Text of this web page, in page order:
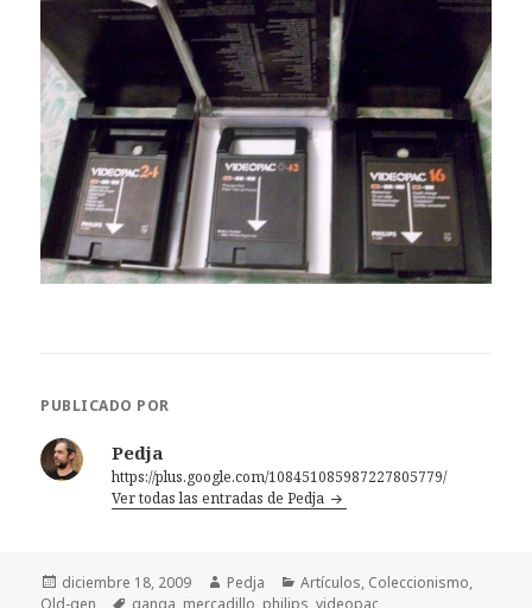
PUBLICADO POR
Pedja
https://plus.google.com/108451085987227805779/
Ver todas las entradas de Pedja
Publicado
el
diciembre 18, 2009 Autor
Pedja Categorías
Artículos, Coleccionismo,
Old-gen
Etiquetas
ganga mercadillo philips ,videopac